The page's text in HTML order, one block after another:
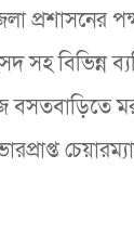
প্রশাসনের
সহ বিভিন্ন
বসতবাড়িতে